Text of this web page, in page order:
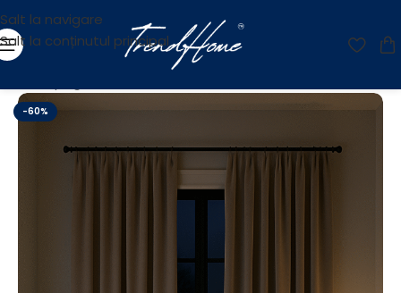
Salt la navigare
Salt la conținutul principal
-60%